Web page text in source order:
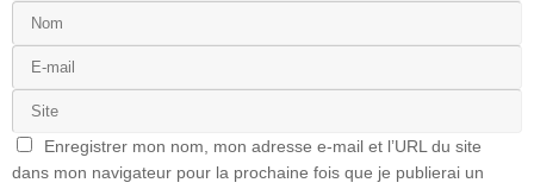
Enregistrer mon nom, mon adresse e-mail et l’URL du site
dans mon navigateur pour la prochaine fois que je publierai un